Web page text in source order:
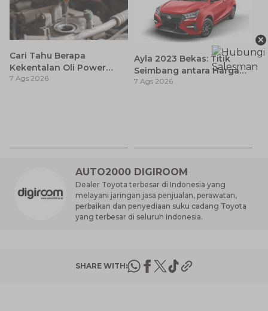
Cari Tahu Berapa
Kekentalan Oli Power
Steering dan Tips
7 Ags 2026
Ayla 2023 Bekas: Titik
Seimbang antara Harga
dan Pembaruan Teknologi
7 Ags 2026
AUTO2000 DIGIROOM
Dealer Toyota terbesar di Indonesia yang
melayani jaringan jasa penjualan, perawatan,
perbaikan dan penyediaan suku cadang Toyota
yang terbesar di seluruh Indonesia.
SHARE WITH:
×